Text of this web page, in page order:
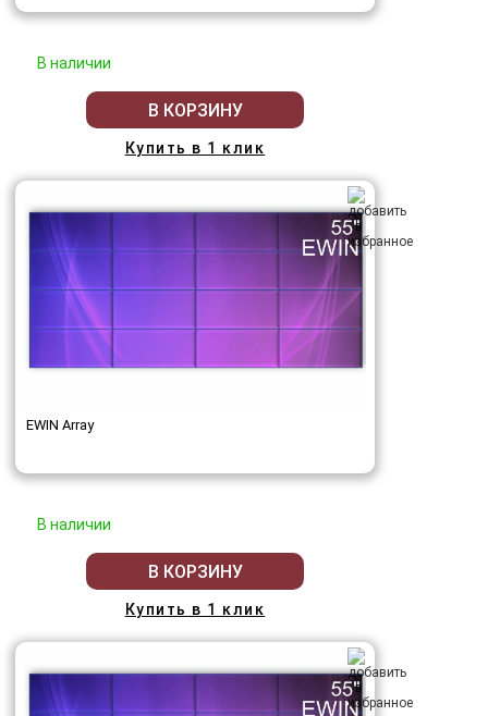
В наличии
В КОРЗИНУ
Купить в 1 клик
EWIN Array
В наличии
В КОРЗИНУ
Купить в 1 клик